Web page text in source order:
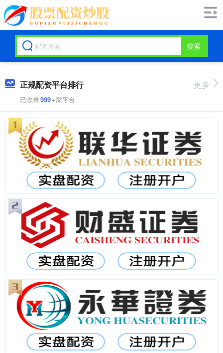
搜索
正规配资平台排行
已收录999+家平台
更多